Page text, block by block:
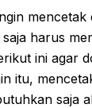
harus
ini agar
itu,
saja